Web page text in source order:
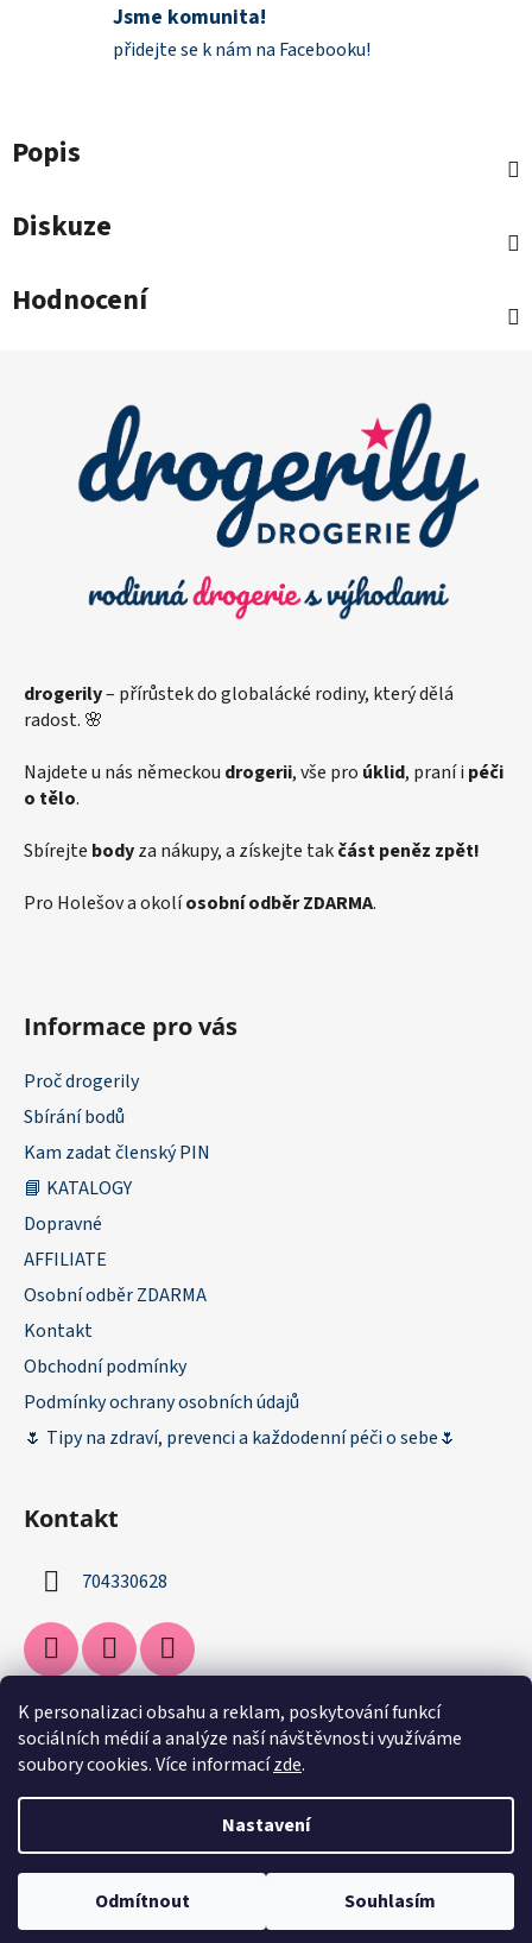
K personalizaci obsahu a reklam, poskytování funkcí
sociálních médií a analýze naší návštěvnosti využíváme
soubory cookies. Více informacízde.
Nastavení
Odmítnout Souhlasím
Jsme komunita!
přidejte se k nám na Facebooku!
Popis
Diskuze
Hodnocení
drogerily– přírůstek do globalácké rodiny, který dělá
radost. 🌸
Najdete u nás německou drogerii, vše pro úklid, praní i péči
o tělo.
Sbírejte bodyza nákupy, a získejte takčást peněz zpět!
Pro Holešov a okolíosobní odběr ZDARMA.
Informace pro vás
Proč drogerily
Sbírání bodů
Kam zadat členský PIN
📘 KATALOGY
Dopravné
AFFILIATE
Osobní odběr ZDARMA
Kontakt
Obchodní podmínky
Podmínky ochrany osobních údajů
🌷 Tipy na zdraví, prevenci a každodenní péči o sebe🌷
Kontakt
704330628
Facebook
Vytvořil Shoptet
Copyright 2026drogerily . Všechna práva vyhrazena.
nastavení cookies